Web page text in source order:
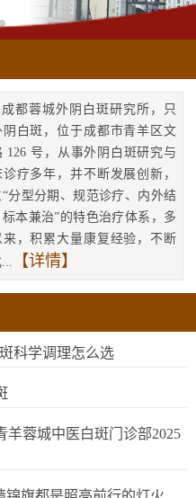
成都蓉城外阴白斑研究所，只
阴白斑，位于成都市青羊区文
126 号，从事外阴白斑研究与
诊疗多年，并不断发展创新，
“分型分期、规范诊疗、内外结
本兼治”的特色治疗体系，多
来，积累大量康复经验，不断
【详情】
科学调理怎么选
蓉城中医白斑门诊部2025